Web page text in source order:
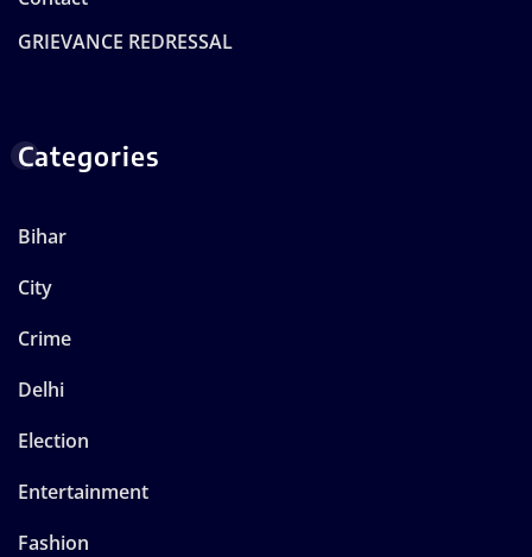
GRIEVANCE REDRESSAL
Categories
Bihar
City
Crime
Delhi
Election
Entertainment
Fashion